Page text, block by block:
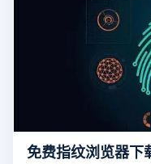
免费指纹浏览器下